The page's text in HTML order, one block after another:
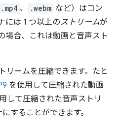
.mp4 、 .webm など）はコン
には 1 つ以上のストリームが
場合、これは動画と音声スト
リームを圧縮できます。たと
を使用して圧縮された動画
して圧縮された音声ストリ
することができます。